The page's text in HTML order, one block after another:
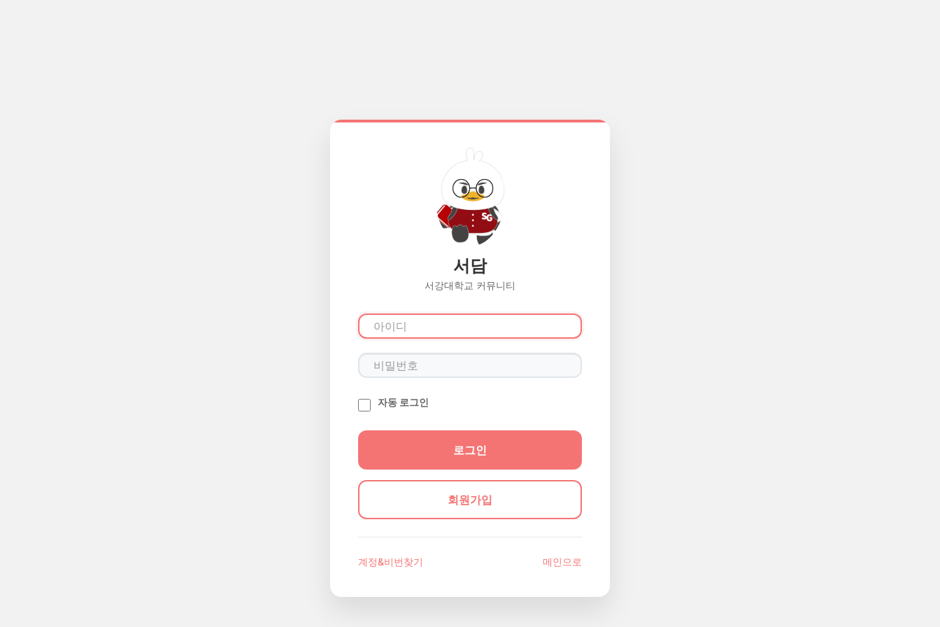
서담
서강대학교 커뮤니티
자동 로그인
회원가입
계정&비번찾기 메인으로